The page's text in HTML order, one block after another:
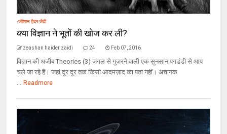
-जीशान हैदर जैदी
क्या विज्ञान ने भूतों की खोज कर ली?
zeashan haider zaidi 24 Feb 07, 2016
विज्ञान की अजीब Theories (3) जंगल से गुज़रने वाली एक सुनसान पगडंडी से आप
चले जा रहे हैं। जहां दूर दूर तक किसी आदमज़ाद का पता नहीं। अचानक
... Readmore